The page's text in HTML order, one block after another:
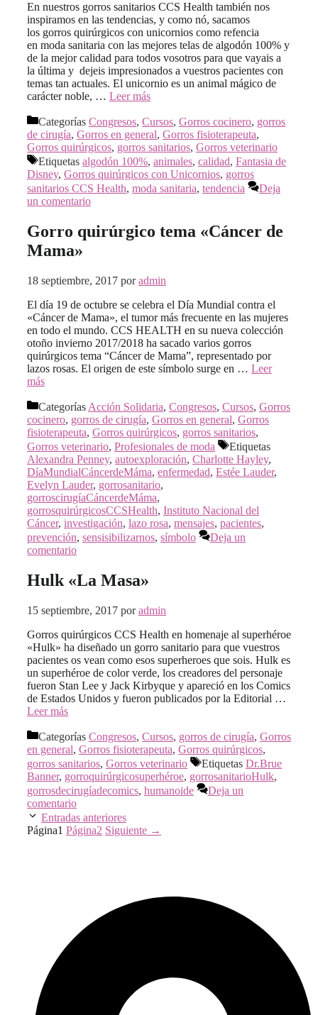
En nuestros gorros sanitarios CCS Health también nos
inspiramos en las tendencias, y como nó, sacamos
los gorros quirúrgicos con unicornios como refencia
en moda sanitaria con las mejores telas de algodón 100% y
de la mejor calidad para todos vosotros para que vayais a
la última y dejeis impresionados a vuestros pacientes con
temas tan actuales. El unicornio es un animal mágico de
carácter noble, … Leer más
Categorías Congresos, Cursos, Gorros cocinero, gorros
de cirugía, Gorros en general, Gorros fisioterapeuta,
Gorros quirúrgicos, gorros sanitarios, Gorros veterinario
Etiquetas algodón 100%, animales, calidad, Fantasia de
Disney, Gorros quirúrgicos con Unicornios, gorros
sanitarios CCS Health, moda sanitaria, tendencia
Deja
un comentario
Gorro quirúrgico tema «Cáncer de
Mama»
18 septiembre, 2017 poradmin
El día 19 de octubre se celebra el Día Mundial contra el
«Cáncer de Mama», el tumor más frecuente en las mujeres
en todo el mundo. CCS HEALTH en su nueva colección
otoño invierno 2017/2018 ha sacado varios gorros
quirúrgicos tema “Cáncer de Mama”, representado por
lazos rosas. El origen de este símbolo surge en … Leer
más
Categorías Acción Solidaria, Congresos, Cursos, Gorros
cocinero, gorros de cirugía, Gorros en general, Gorros
fisioterapeuta, Gorros quirúrgicos, gorros sanitarios,
Gorros veterinario, Profesionales de moda
Etiquetas
Alexandra Penney, autoexploración, Charlotte Hayley,
DíaMundialCáncerdeMáma, enfermedad, Estée Lauder,
Evelyn Lauder, gorrosanitario,
gorroscirugíaCáncerdeMáma,
gorrosquirúrgicosCCSHealth, Instituto Nacional del
Cáncer, investigación, lazo rosa, mensajes, pacientes,
prevención, sensisibilizarnos, símbolo
Deja un
comentario
Hulk «La Masa»
15 septiembre, 2017 poradmin
Gorros quirúrgicos CCS Health en homenaje al superhéroe
«Hulk» ha diseñado un gorro sanitario para que vuestros
pacientes os vean como esos superheroes que sois. Hulk es
un superhéroe de color verde, los creadores del personaje
fueron Stan Lee y Jack Kirbyque y apareció en los Comics
de Estados Unidos y fueron publicados por la Editorial …
Leer más
Categorías Congresos, Cursos, gorros de cirugía, Gorros
en general, Gorros fisioterapeuta, Gorros quirúrgicos,
gorros sanitarios, Gorros veterinario Etiquetas Dr.Brue
Banner, gorroquirúrgicosuperhéroe, gorrosanitarioHulk,
gorrosdecirugíadecomics, humanoide
Deja un
comentario
Entradas anteriores
Página1 Página2 Siguiente →